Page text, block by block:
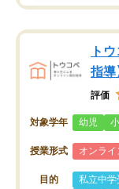
ト
指導
評価
対象学年 幼児
授業形式 オンラ
目的 私立中学